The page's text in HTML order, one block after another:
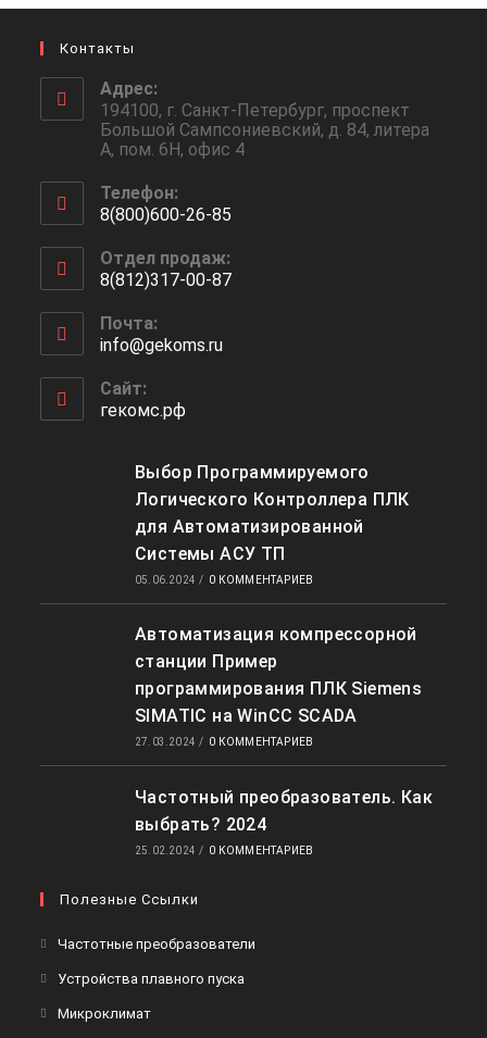
Контакты
Адрес:
194100, г. Санкт-Петербург, проспект
Большой Сампсониевский, д. 84, литера
А, пом. 6Н, офис 4
Телефон:
8(800)600-26-85
в
вашем
приложении
Отдел продаж:
8(812)317-00-87
в
вашем
приложении
Почта:
info@gekoms.ruОткроется
Сайт:
гекомс.рф
Выбор Программируемого
Логического Контроллера ПЛК
для Автоматизированной
Системы АСУ ТП
05.06.2024 / 0 КОММЕНТАРИЕВ
Автоматизация компрессорной
станции Пример
программирования ПЛК Siemens
SIMATIC на WinCC SCADA
27.03.2024 / 0 КОММЕНТАРИЕВ
Частотный преобразователь. Как
выбрать? 2024
25.02.2024 / 0 КОММЕНТАРИЕВ
Полезные Ссылки
Частотные преобразователи
Устройства плавного пуска
МикроклиматОткроется